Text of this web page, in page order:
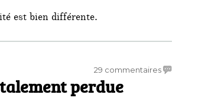
est bien différente.
« d’extrême-droite » à Toulouse »
29 commentairessur
perdue